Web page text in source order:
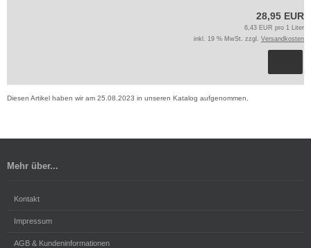
28,95 EUR
6,43 EUR pro 1 Liter
inkl. 19 % MwSt. zzgl. Versandkosten
Diesen Artikel haben wir am 25.08.2023 in unseren Katalog aufgenommen.
Mehr über...
Kontakt
Impressum
AGB & Kundeninformationen